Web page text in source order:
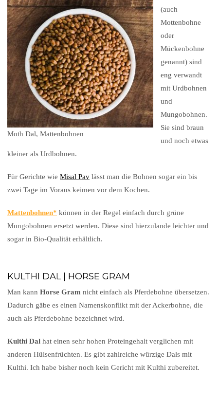
Moth Dal, Mattenbohnen
(auch
Mottenbohne
oder
Mückenbohne
genannt) sind
eng verwandt
mit Urdbohnen
und
Mungobohnen.
Sie sind braun
und noch etwas
kleiner als Urdbohnen.
Für Gerichte wie Misal Pav lässt man die Bohnen sogar ein bis
zwei Tage im Voraus keimen vor dem Kochen.
Mattenbohnen
können in der Regel einfach durch grüne
Mungobohnen ersetzt werden. Diese sind hierzulande leichter und
sogar in Bio-Qualität erhältlich.
KULTHI DAL | HORSE GRAM
Man kann Horse Gram nicht einfach als Pferdebohne übersetzen.
Dadurch gäbe es einen Namenskonflikt mit der Ackerbohne, die
auch als Pferdebohne bezeichnet wird.
Kulthi Dal hat einen sehr hohen Proteingehalt verglichen mit
anderen Hülsenfrüchten. Es gibt zahlreiche würzige Dals mit
Kulthi. Ich habe bisher noch kein Gericht mit Kulthi zubereitet.